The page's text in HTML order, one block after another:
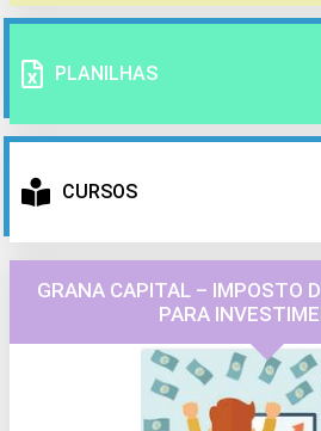
PLANILHAS
CURSOS
GRANA CAPITAL – IMPOSTO
PARA